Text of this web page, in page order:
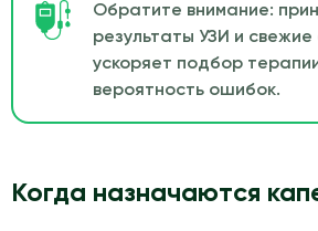
Обратите внимание:
результаты УЗИ и
ускоряет подбор
вероятность ошибок.
Когда назначаются